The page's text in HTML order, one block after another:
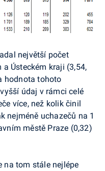
největší počet
Ústeckém kraji (3,54,
hodnota tohoto
údaj v rámci celé
více, než kolik činil
nejméně uchazečů na 1
městě Praze (0,32)
na tom stále nejlépe